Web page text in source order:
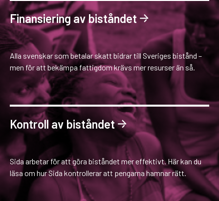
Finansiering av biståndet
Alla svenskar som betalar skatt bidrar till Sveriges bistånd –
men för att bekämpa fattigdom krävs mer resurser än så.
Kontroll av biståndet
Sida arbetar för att göra biståndet mer effektivt. Här kan du
läsa om hur Sida kontrollerar att pengarna hamnar rätt.